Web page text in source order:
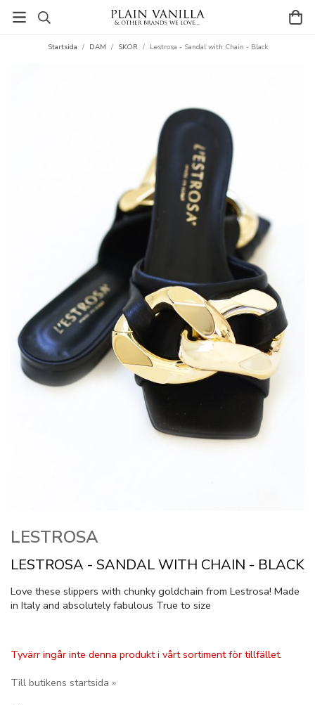
Startsida / DAM / SKOR / Lestrosa - Sandal with Chain - Black
LESTROSA
LESTROSA - SANDAL WITH CHAIN - BLACK
Love these slippers with chunky goldchain from Lestrosa! Made
in Italy and absolutely fabulous True to size
Tyvärr ingår inte denna produkt i vårt sortiment för tillfället.
Till butikens startsida »